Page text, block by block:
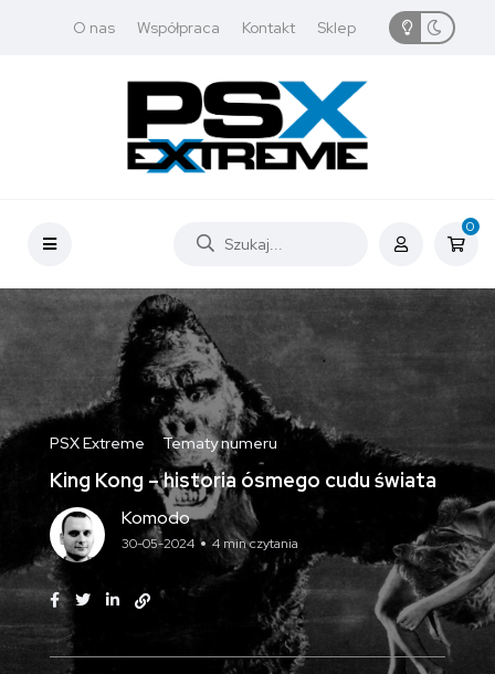
O nas Współpraca Kontakt Sklep
0
PSX Extreme Tematy numeru
King Kong – historia ósmego cudu świata
Komodo
30-05-2024 4 min czytania